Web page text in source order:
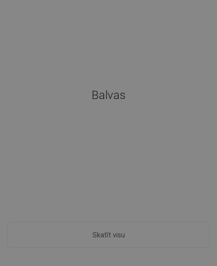
Balvas
Skatīt visu